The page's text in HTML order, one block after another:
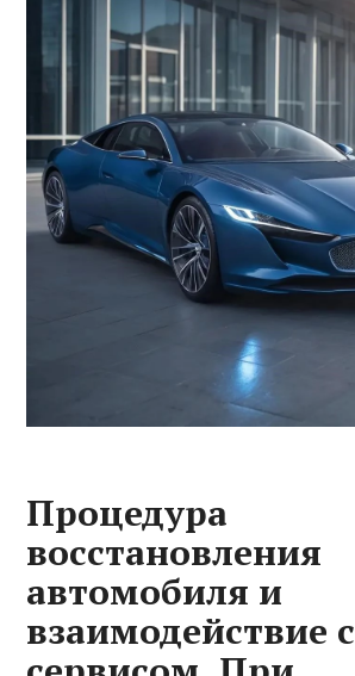
Процедура
восстановления
автомобиля и
взаимодействие с